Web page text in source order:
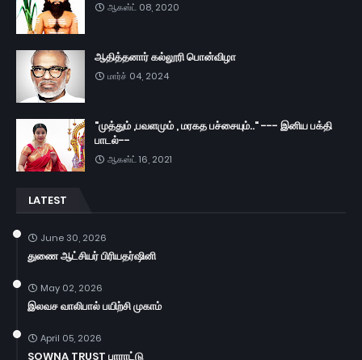
ஆகஸ்ட் 08, 2020
ஆதித்தனார் கல்லூரி பொன்விழா
மார்ச் 04, 2024
"முத்தும் ,பவளமும் , மரகத பச்சையும்.." --- இனிய பக்தி
பாடல்--
ஆகஸ்ட் 16, 2021
LATEST
June 30, 2026
துணை ஆட்சியர் பிரியதர்ஷினி
May 02, 2026
இலவச வாலிபால் பயிற்சி முகாம்
April 05, 2026
SOWNA TRUST பாராட்டு